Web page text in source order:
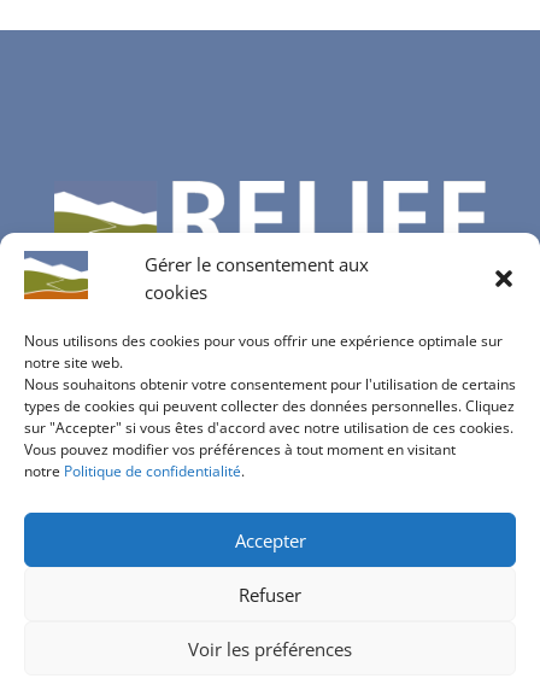
Gérer le consentement aux
cookies
Nous utilisons des cookies pour vous offrir une expérience optimale sur
notre site web.
Nous souhaitons obtenir votre consentement pour l'utilisation de certains
types de cookies qui peuvent collecter des données personnelles. Cliquez
sur "Accepter" si vous êtes d'accord avec notre utilisation de ces cookies.
Vous pouvez modifier vos préférences à tout moment en visitant
notre Politique de confidentialité.
Accepter
Refuser
Voir les préférences
Contactez-nous
info@bureau-relief.ch
inscription à notre newsletter